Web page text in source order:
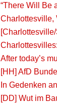
“There Will Be
Charlottesville,
After today’s
[HH] AfD
In Gedenken
[DD] Wut im